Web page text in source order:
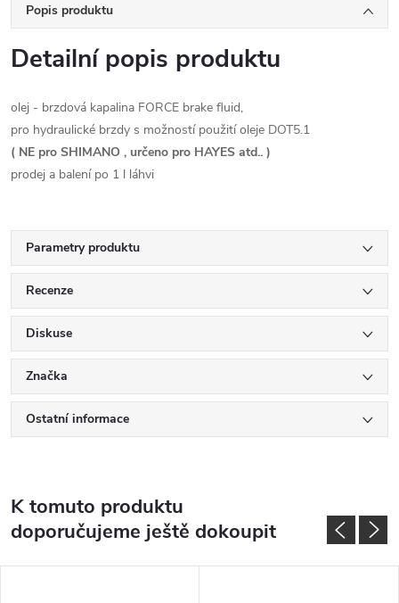
Popis produktu
Detailní popis produktu
olej - brzdová kapalina FORCE brake fluid,
pro hydraulické brzdy s možností použití oleje DOT5.1
( NE pro SHIMANO , určeno pro HAYES atd.. )
prodej a balení po 1 l láhvi
Parametry produktu
Recenze
Diskuse
Značka
Ostatní informace
K tomuto produktu
doporučujeme ještě dokoupit